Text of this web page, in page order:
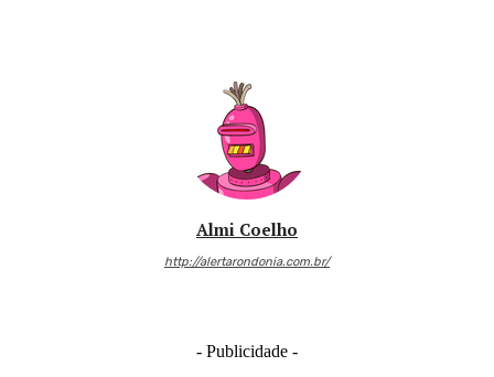
Almi Coelho
http://alertarondonia.com.br/
- Publicidade -